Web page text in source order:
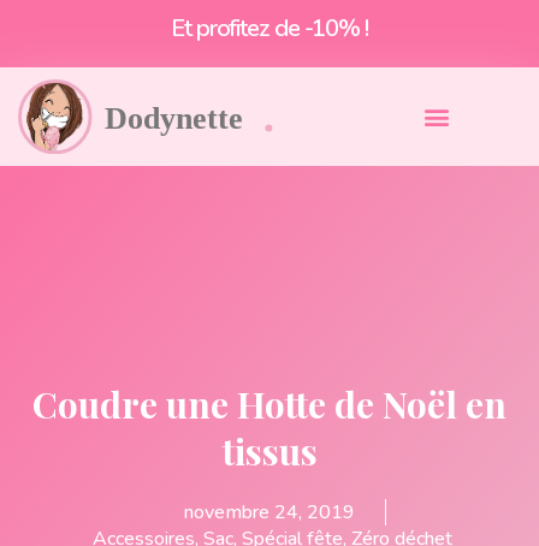
Livraison offerte à partir de 55€*
Coudre une Hotte de Noël en
tissus
novembre 24, 2019
Accessoires, Sac, Spécial fête, Zéro déchet